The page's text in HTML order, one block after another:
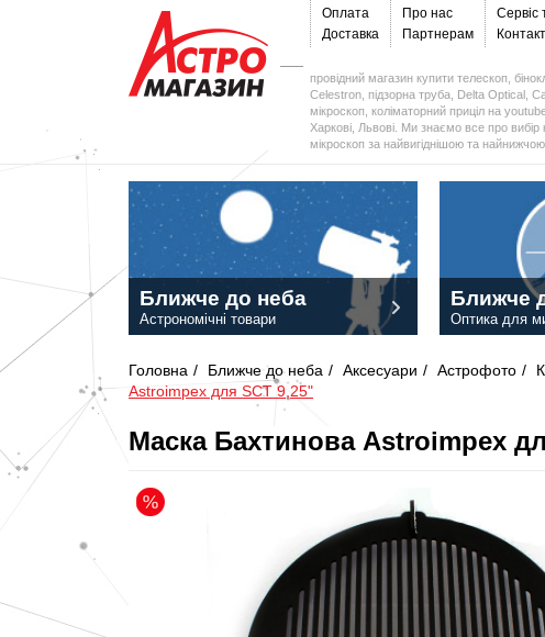
Оплата
Доставка
Про нас
Партнерам
Сервіс
провідний магазин купити телескоп,
Celestron, підзорна труба, Delta Optical,
мікроскоп, коліматорний приціл на
Харкові, Львові. Ми знаємо все про вибір
мікроскоп за найвигіднішою та
Ближче до неба
Астрономічні товари
Ближче
Оптика для
Головна / Ближче до неба / Аксесуари / Астрофото /
Astroimpex для SCT 9,25"
Маска Бахтинова Astroimpex